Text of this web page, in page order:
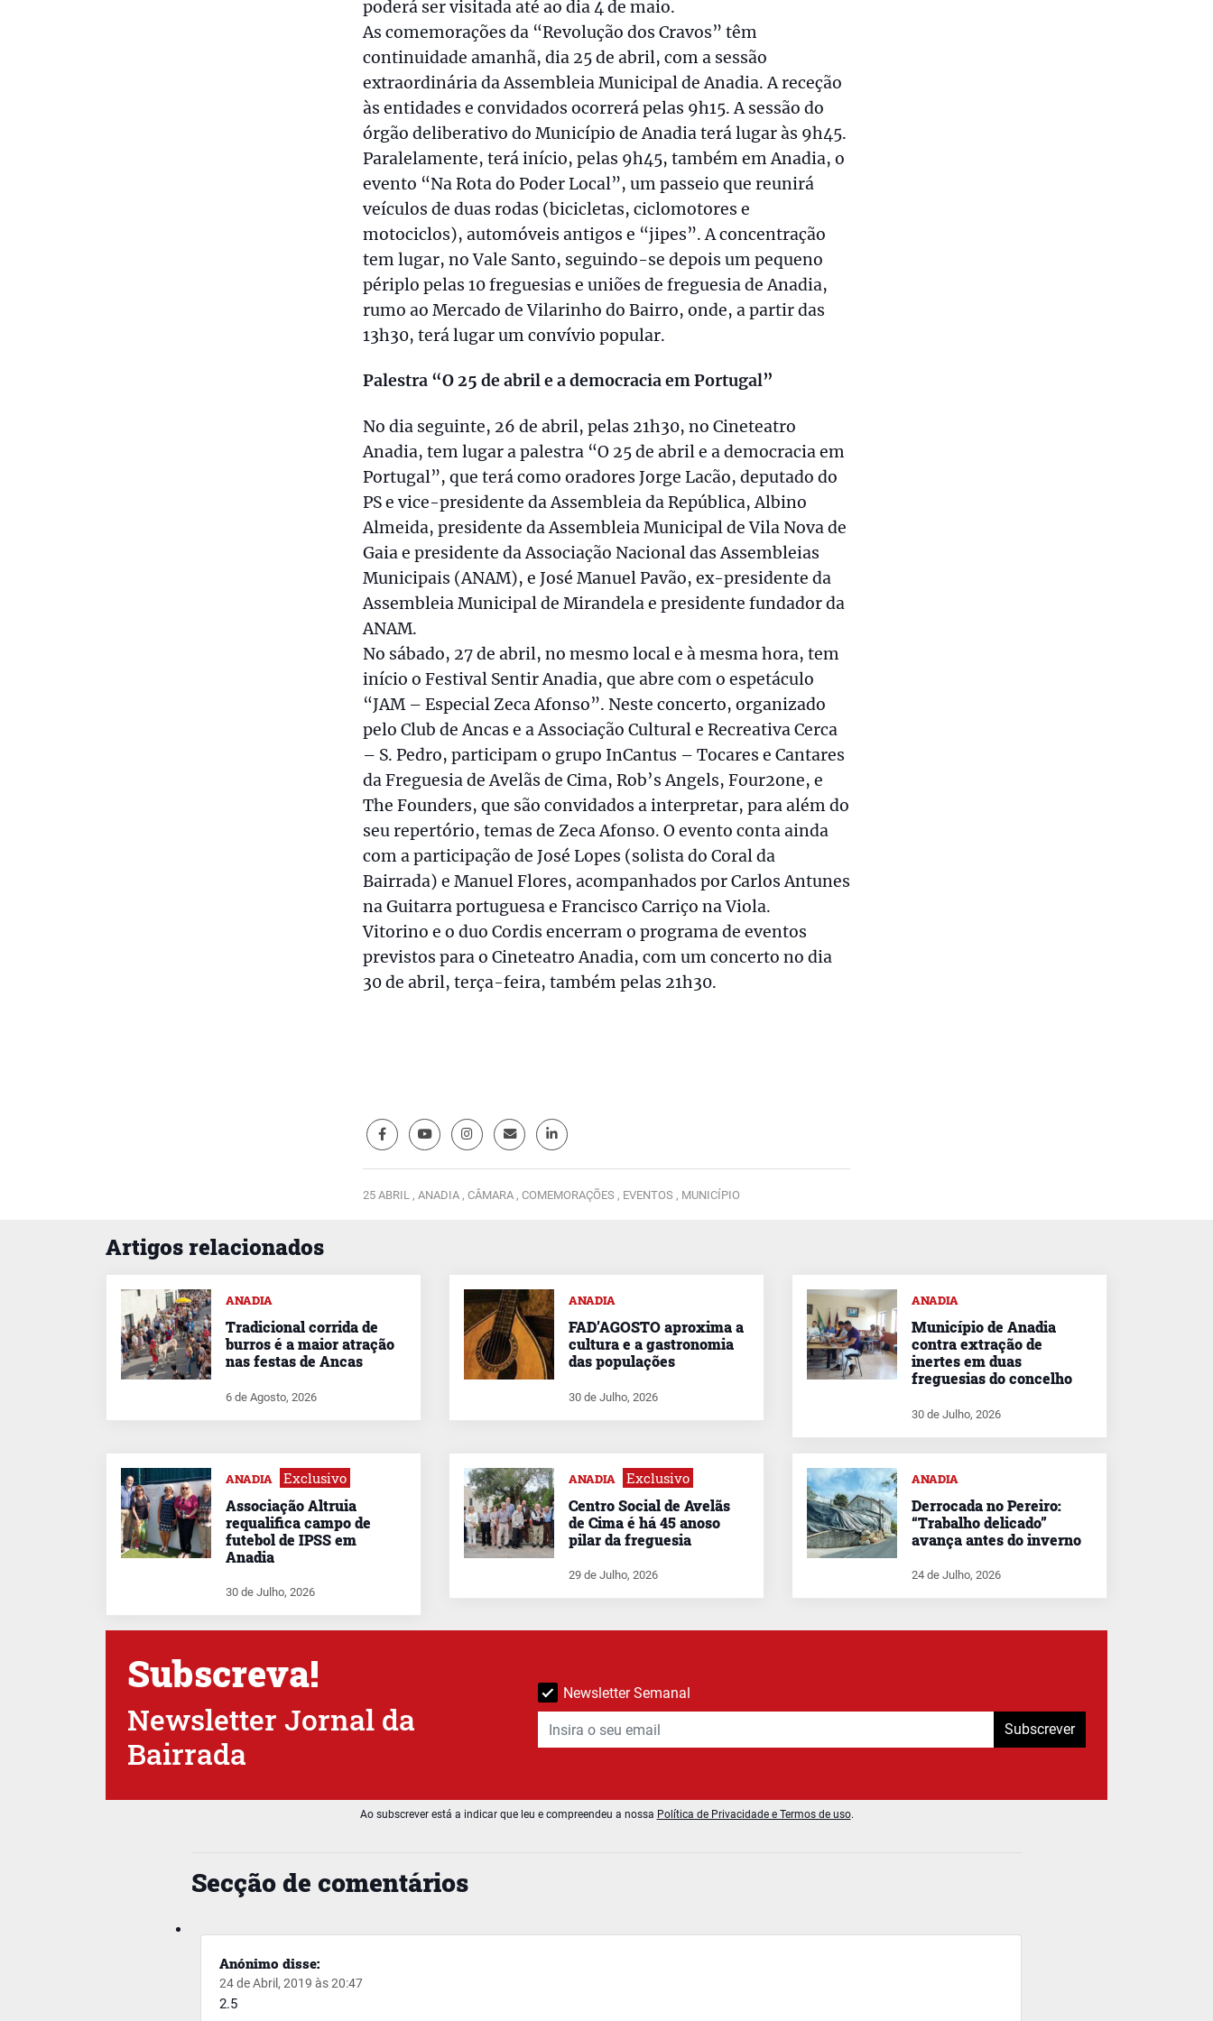
poderá ser visitada até ao dia 4 de maio.
As comemorações da “Revolução dos Cravos” têm
continuidade amanhã, dia 25 de abril, com a sessão
extraordinária da Assembleia Municipal de Anadia. A receção
às entidades e convidados ocorrerá pelas 9h15. A sessão do
órgão deliberativo do Município de Anadia terá lugar às 9h45.
Paralelamente, terá início, pelas 9h45, também em Anadia, o
evento “Na Rota do Poder Local”, um passeio que reunirá
veículos de duas rodas (bicicletas, ciclomotores e
motociclos), automóveis antigos e “jipes”. A concentração
tem lugar, no Vale Santo, seguindo-se depois um pequeno
périplo pelas 10 freguesias e uniões de freguesia de Anadia,
rumo ao Mercado de Vilarinho do Bairro, onde, a partir das
13h30, terá lugar um convívio popular.
Palestra “O 25 de abril e a democracia em Portugal”
No dia seguinte, 26 de abril, pelas 21h30, no Cineteatro
Anadia, tem lugar a palestra “O 25 de abril e a democracia em
Portugal”, que terá como oradores Jorge Lacão, deputado do
PS e vice-presidente da Assembleia da República, Albino
Almeida, presidente da Assembleia Municipal de Vila Nova de
Gaia e presidente da Associação Nacional das Assembleias
Municipais (ANAM), e José Manuel Pavão, ex-presidente da
Assembleia Municipal de Mirandela e presidente fundador da
ANAM.
No sábado, 27 de abril, no mesmo local e à mesma hora, tem
início o Festival Sentir Anadia, que abre com o espetáculo
“JAM – Especial Zeca Afonso”. Neste concerto, organizado
pelo Club de Ancas e a Associação Cultural e Recreativa Cerca
– S. Pedro, participam o grupo InCantus – Tocares e Cantares
da Freguesia de Avelãs de Cima, Rob’s Angels, Four2one, e
The Founders, que são convidados a interpretar, para além do
seu repertório, temas de Zeca Afonso. O evento conta ainda
com a participação de José Lopes (solista do Coral da
Bairrada) e Manuel Flores, acompanhados por Carlos Antunes
na Guitarra portuguesa e Francisco Carriço na Viola.
Vitorino e o duo Cordis encerram o programa de eventos
previstos para o Cineteatro Anadia, com um concerto no dia
30 de abril, terça-feira, também pelas 21h30.
25 ABRIL , ANADIA , CÂMARA , COMEMORAÇÕES , EVENTOS , MUNICÍPIO
Artigos relacionados
Secção de comentários
Anónimo disse:
24 de Abril, 2019 às 20:47
2.5
ANADIA
Tradicional corrida de
burros é a maior atração
nas festas de Ancas
6 de Agosto, 2026
ANADIA
FAD’AGOSTO aproxima a
cultura e a gastronomia
das populações
30 de Julho, 2026
ANADIA
Município de Anadia
contra extração de
inertes em duas
freguesias do concelho
30 de Julho, 2026
ANADIA Exclusivo
Associação Altruia
requalifica campo de
futebol de IPSS em
Anadia
30 de Julho, 2026
ANADIA Exclusivo
Centro Social de Avelãs
de Cima é há 45 anoso
pilar da freguesia
29 de Julho, 2026
ANADIA
Derrocada no Pereiro:
“Trabalho delicado”
avança antes do inverno
24 de Julho, 2026
Subscreva!
Newsletter Jornal da
Bairrada
Newsletter Semanal
Subscrever
Ao subscrever está a indicar que leu e compreendeu a nossa Política de Privacidade e Termos de uso.